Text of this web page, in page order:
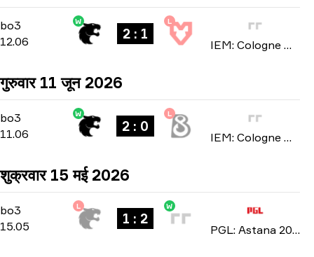
bo3
bo3
12.06
W
2 : 1
L
IEM: Cologne Major 2026
गुरुवार 11 जून 2026
bo3
bo3
11.06
W
2 : 0
L
IEM: Cologne Major 2026
शुक्रवार 15 मई 2026
bo3 -bo3
15.05
L
1 : 2
W
PGL: Astana 2026